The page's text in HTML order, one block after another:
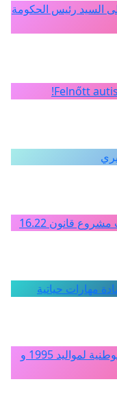
السيد رئيس الحكومة
Felnőtt
قانون 16.22
مهارات حياتية
استصدار إعفاء من إلتزامات الخدمة الوطنية لمواليد 1995 و